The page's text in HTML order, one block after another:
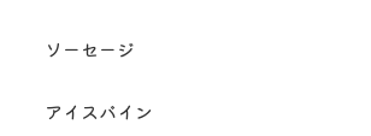
ソーセージ
アイスバイン